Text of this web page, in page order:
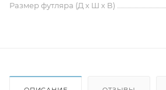
Размер футляра (Д х Ш х В)